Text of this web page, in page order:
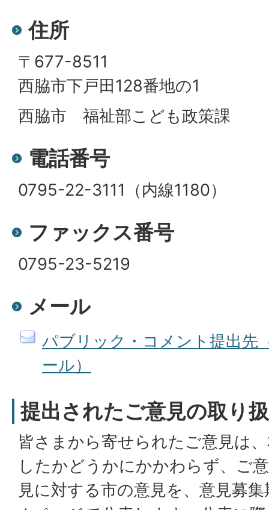
住所
〒677-8511
西脇市下戸田128番地の1
西脇市 福祉部こども政策課
電話番号
0795-22-3111（内線1180）
ファックス番号
0795-23-5219
メール
パブリック・コメント提出先
ール）
提出されたご意見の取り
皆さまから寄せられたご意見は
したかどうかにかかわらず、ご
見に対する市の意見を、意見募